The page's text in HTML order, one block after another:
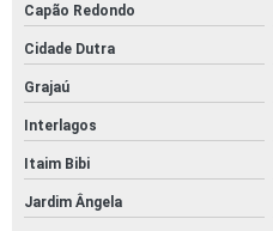
Capão Redondo
Cidade Dutra
Grajaú
Interlagos
Itaim Bibi
Jardim Ângela